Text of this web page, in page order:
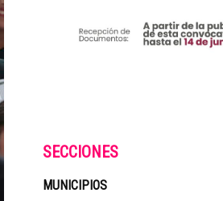
SECCIONES
MUNICIPIOS